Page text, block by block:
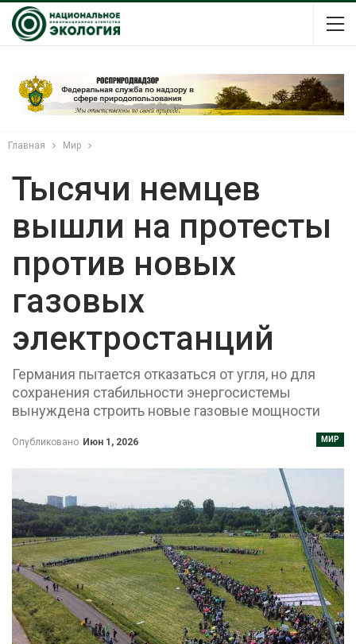
Главная Мир
Тысячи немцев
вышли на протесты
против новых
газовых
электростанций
Германия пытается отказаться от угля, но для
сохранения стабильности энергосистемы
вынуждена строить новые газовые мощности
МИР
Опубликовано Июн 1, 2026